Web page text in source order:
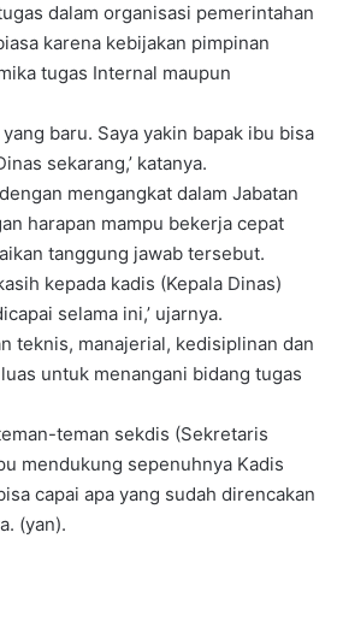
dalam organisasi pemerintahan
karena kebijakan pimpinan
tugas Internal maupun
yang baru. Saya yakin bapak ibu bisa
sekarang,’ katanya.
mengangkat dalam Jabatan
harapan mampu bekerja cepat
tanggung jawab tersebut.
kepada kadis (Kepala Dinas)
selama ini,’ ujarnya.
teknis, manajerial, kedisiplinan dan
untuk menangani bidang tugas
teman sekdis (Sekretaris
mendukung sepenuhnya Kadis
capai apa yang sudah direncakan
(yan).